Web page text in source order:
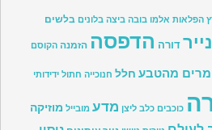
הפלאות אלמו בובה ביצה בלונים בלשים
דורה הדפסה הזמנה הקוסם
מהטבע חלל חנוכייה חתול ידידותי
כוכבים כלב ליצן מדע מובייל מוזיקה